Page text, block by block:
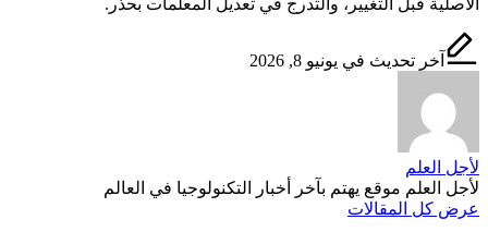
آخر تحديث في يونيو 8, 2026
لأجل العلم
لأجل العلم موقع يهتم بآخر أخبار التكنولوجيا في العالم
عرض كل المقالات